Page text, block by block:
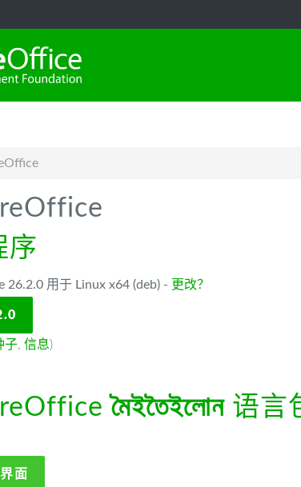
序
26.2.0 用于 Linux x64 (deb) - 更改？
子, 信息)
মৈইতৈইলোন语言
面